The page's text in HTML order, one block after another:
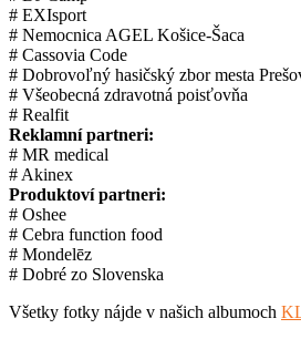
# EXIsport
# Nemocnica AGEL Košice-Šaca
# Cassovia Code
# Dobrovoľný hasičský zbor mesta
# Všeobecná zdravotná poisťovňa
# Realfit
Reklamní partneri:
# MR medical
# Akinex
Produktoví partneri:
# Oshee
# Cebra function food
# Mondelēz
# Dobré zo Slovenska
Všetky fotky nájde v našich albumoch